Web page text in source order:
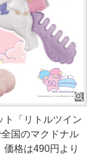
「リトルツイン
国のマクドナル
価格は490円より